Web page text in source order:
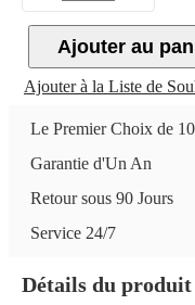
Ajouter au
Ajouter à la Liste de
Le Premier Choix de
Garantie d'Un An
Retour sous 90 Jours
Service 24/7
Détails du produit